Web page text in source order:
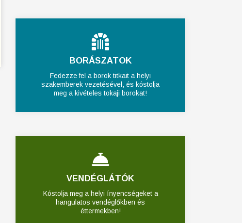
BORÁSZATOK
Fedezze fel a borok titkait a helyi
szakemberek vezetésével, és kóstolja
meg a kivételes tokaji borokat!
VENDÉGLÁTÓK
Kóstolja meg a helyi ínyencségeket a
hangulatos vendéglőkben és
éttermekben!